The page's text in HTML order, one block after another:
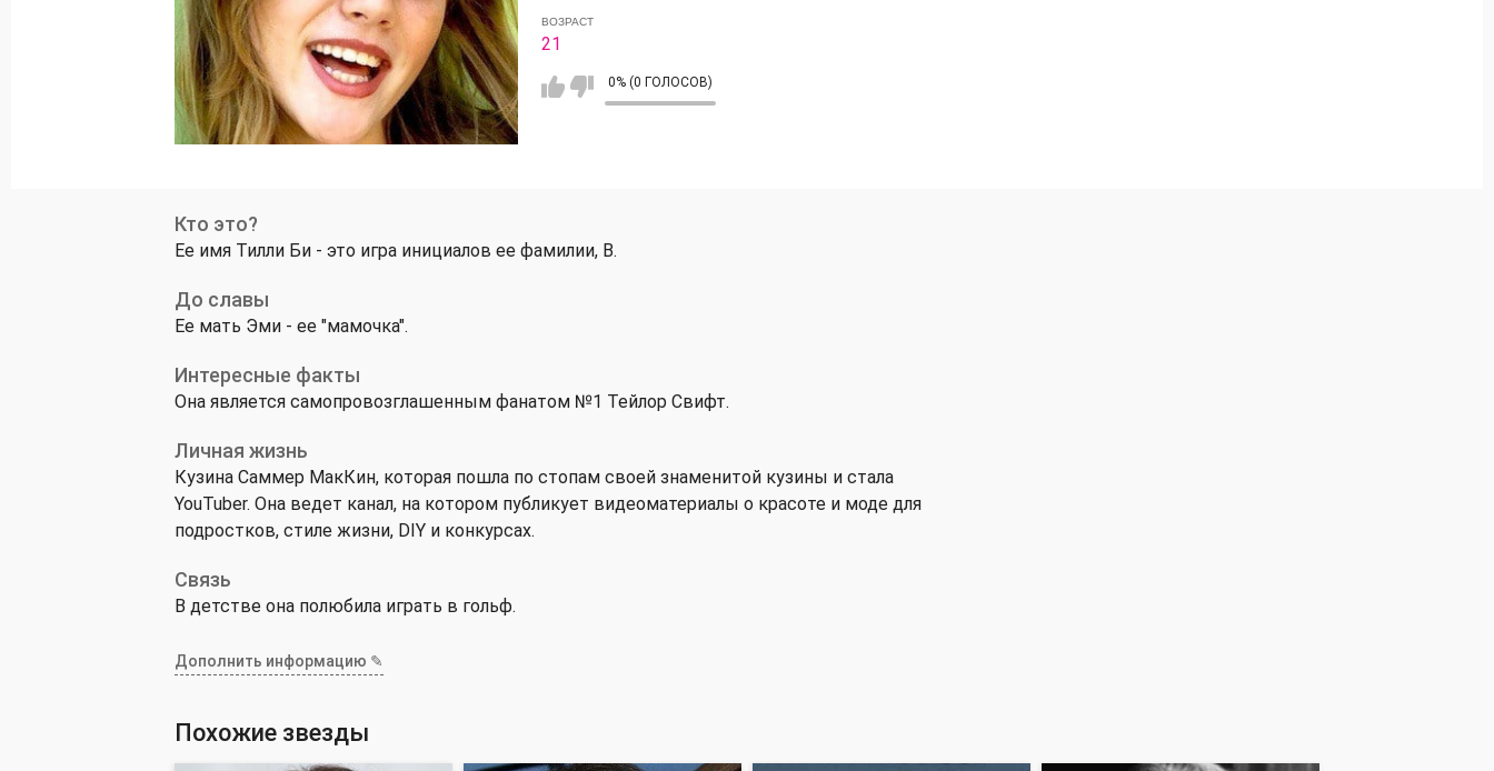
ВОЗРАСТ
21
0% (0 ГОЛОСОВ)
Кто это?
Ее имя Тилли Би - это игра инициалов ее фамилии, B.
До славы
Ее мать Эми - ее "мамочка".
Интересные факты
Она является самопровозглашенным фанатом №1 Тейлор Свифт.
Личная жизнь
Кузина Саммер МакКин, которая пошла по стопам своей знаменитой кузины и стала
YouTuber. Она ведет канал, на котором публикует видеоматериалы о красоте и моде для
подростков, стиле жизни, DIY и конкурсах.
Связь
В детстве она полюбила играть в гольф.
Дополнить информацию ✎
Похожие звезды